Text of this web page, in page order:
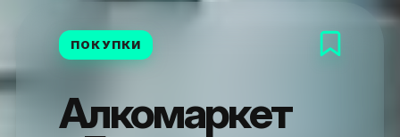
ПОКУПКИ
Алкомаркет